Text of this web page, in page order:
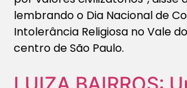
lembrando o Dia Nacional de
Intolerância Religiosa no Vale
centro de São Paulo.